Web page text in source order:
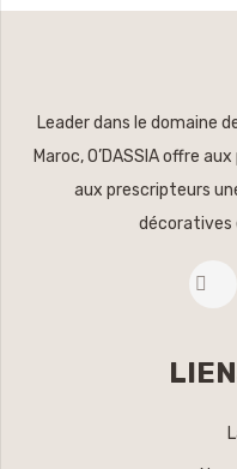
Leader dans le domaine
Maroc, O’DASSIA offre
aux prescripteurs
décoratives